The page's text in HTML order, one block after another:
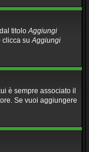
titoloAggiungi
clicca suAggiungi
è sempre associato il
Se vuoi aggiungere